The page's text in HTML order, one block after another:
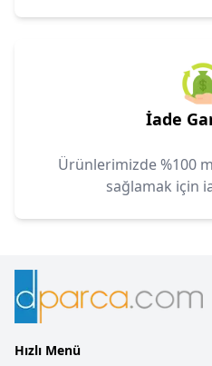
İade
Ürünlerimizde %100
sağlamak için
Hızlı Menü